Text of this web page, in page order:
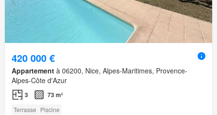
420 000 €
Appartement à 06200, Nice, Alpes-Maritimes, Provence-
Alpes-Côte d'Azur
3 73 m²
Terrasse Piscine